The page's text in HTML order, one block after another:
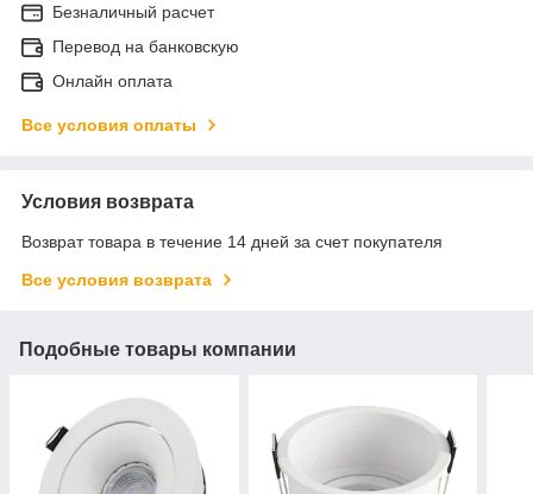
Безналичный расчет
Перевод на банковскую
Онлайн оплата
Все условия оплаты
Условия возврата
Возврат товара в течение 14 дней за счет покупателя
Все условия возврата
Подобные товары компании